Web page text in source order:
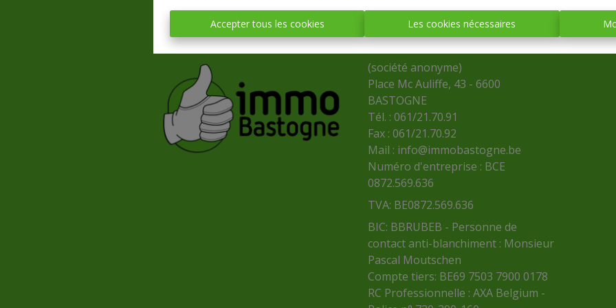
Accepter tous les cookies Les cookies nécessaires
IMMO BASTOGNE
(société anonyme)
Place Mc Auliffe, 43 - 6600
BASTOGNE
Tél. : 061/21.70.91
Fax : 061/21.70.92
Mail : info@immobastogne.be
Numéro d'entreprise : BCE
0872.569.636
TVA: BE0872.569.636
BIC: BBRUBEB - Personne de
contact anti-blanchiment : Monsieur
Pascal Moutschen
Compte tiers: BE69 7503 7900 0178
RC Professionnelle : AXA Belgium -